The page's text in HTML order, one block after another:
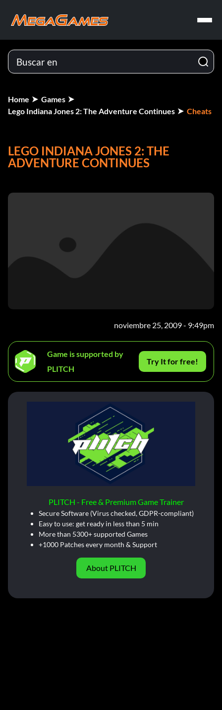
Home
Games
Lego Indiana Jones 2: The Adventure Continues
Cheats
LEGO INDIANA JONES 2: THE
ADVENTURE CONTINUES
noviembre 25, 2009 - 9:49pm
Game is supported by
PLITCH
Try It for free!
PLITCH - Free & Premium Game Trainer
Secure Software (Virus checked, GDPR-compliant)
Easy to use: get ready in less than 5 min
More than 5300+ supported Games
+1000 Patches every month & Support
About PLITCH